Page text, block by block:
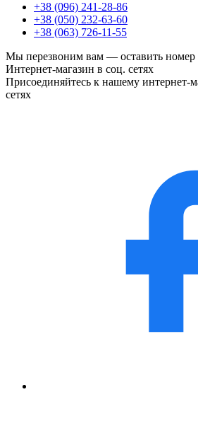
+38 (096) 241-28-86
+38 (050) 232-63-60
+38 (063) 726-11-55
Мы перезвоним вам — оставить номер
Интернет-магазин в соц. сетях
Присоединяйтесь к нашему интернет-
сетях